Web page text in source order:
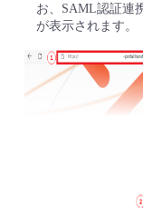
お、SAML認証連
が表示されます。